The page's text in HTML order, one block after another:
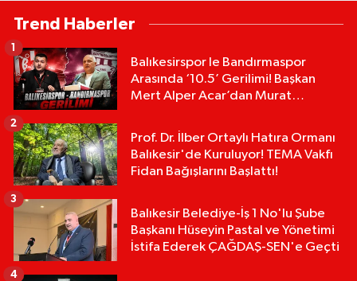
Trend Haberler
Balıkesirspor le Bandırmaspor
Arasında ‘10.5’ Gerilimi! Başkan
Mert Alper Acar’dan Murat
1
Prof. Dr. İlber Ortaylı Hatıra Ormanı
Balıkesir'de Kuruluyor! TEMA Vakfı
Fidan Bağışlarını Başlattı!
2
Balıkesir Belediye-İş 1 No'lu Şube
Başkanı Hüseyin Pastal ve Yönetimi
İstifa Ederek ÇAĞDAŞ-SEN'e Geçti
3
4